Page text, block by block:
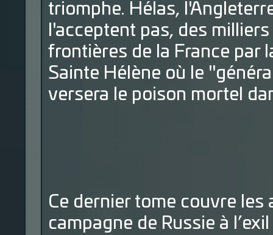
triomphe. Hélas,
l'acceptent pas, des
frontières de la France par
Sainte Hélène où le
versera le poison mortel
Ce dernier tome couvre les
campagne de Russie à